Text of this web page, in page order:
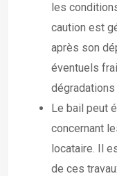
les
caution est
après son
éventuels
Le bail peut
concernant
locataire. Il
de ces